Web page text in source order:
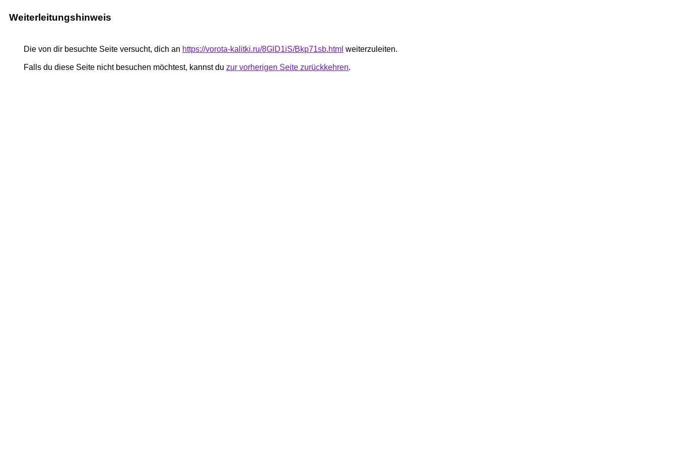
Weiterleitungshinweis
Die von dir besuchte Seite versucht, dich an https://vorota-kalitki.ru/8GlD1iS/Bkp71sb.html weiterzuleiten.
Falls du diese Seite nicht besuchen möchtest, kannst du zur vorherigen Seite zurückkehren.